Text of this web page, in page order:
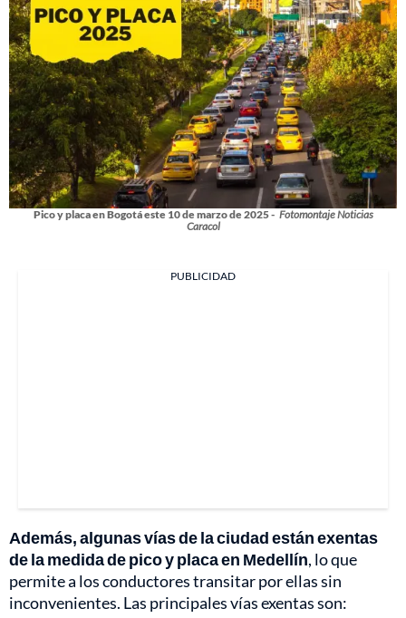
Pico y placa en Bogotá este 10 de marzo de 2025 - Fotomontaje Noticias
Caracol
PUBLICIDAD
Además, algunas vías de la ciudad están exentas
de la medida de pico y placa en Medellín, lo que
permite a los conductores transitar por ellas sin
inconvenientes. Las principales vías exentas son: